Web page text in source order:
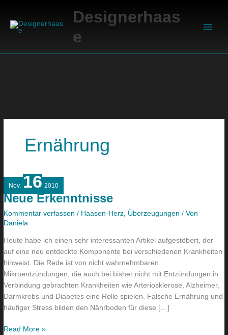
springen
Designerhaas
e
Ernährung
Nov. 16 2010
Neue Erkenntnisse
Kommentar verfassen / Haasen-Herz, Überzeugungen / Von
Daniela
Heute habe ich einen sehr interessanten Artikel aufgestöbert, der
auf eine neu entdeckte Komponente bei verschiedenen Krankheiten
hinweist. Die Rede ist von nicht wahrnehmbaren
Mikroentzündungen, die auch bei bisher nicht mit Entzündungen in
Verbindung gebrachten Krankheiten wie Arteriosklerose, Alzheimer,
Darmkrebs und Diabetes eine Rolle spielen. Falsche Ernährung und
häufiger Stress bilden den Nährboden für diese […]
Neue
Erkenntnisse
Read More »